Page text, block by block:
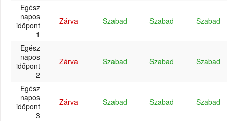
Egész
napos
időpont
1
Zárva Szabad Szabad Szabad
Egész
napos
időpont
2
Zárva Szabad Szabad Szabad
Egész
napos
időpont
3
Zárva Szabad Szabad Szabad